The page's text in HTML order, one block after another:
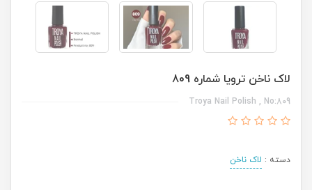
لاک ناخن ترویا شماره 809
Troya Nail Polish , No:809
دسته : لاک ناخن